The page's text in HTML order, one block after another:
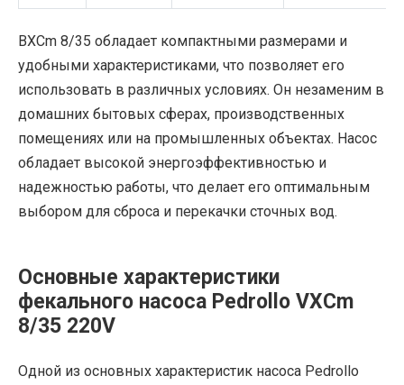
ВXCm 8/35 обладает компактными размерами и
удобными характеристиками, что позволяет его
использовать в различных условиях. Он незаменим в
домашних бытовых сферах, производственных
помещениях или на промышленных объектах. Насос
обладает высокой энергоэффективностью и
надежностью работы, что делает его оптимальным
выбором для сброса и перекачки сточных вод.
Основные характеристики
фекального насоса Pedrollo VXCm
8/35 220V
Одной из основных характеристик насоса Pedrollo